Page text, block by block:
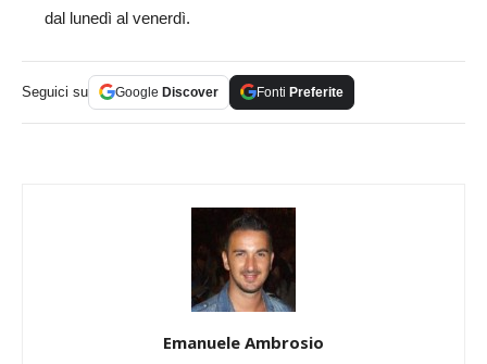
dal lunedì al venerdì.
Seguici su Google Discover Fonti Preferite
Emanuele Ambrosio